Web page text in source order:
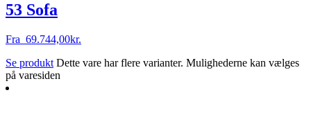
53 Sofa
Fra 69.744,00kr.
Se produkt Dette vare har flere varianter. Mulighederne kan vælges
på varesiden